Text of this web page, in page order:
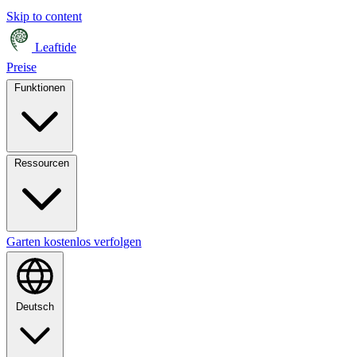
Skip to content
Leaftide
Preise
Garten kostenlos verfolgen
Deutsch